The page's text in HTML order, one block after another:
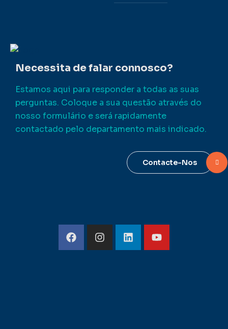
Necessita de falar connosco?
Estamos aqui para responder a todas as suas
perguntas. Coloque a sua questão através do
nosso formulário e será rapidamente
contactado pelo departamento mais indicado.
Contacte-Nos